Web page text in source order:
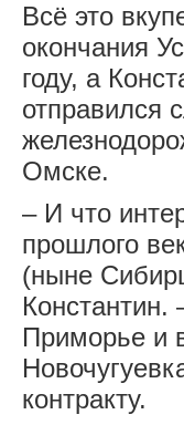
Всё это
окончания
году, а
отправился
Омске.
– И что
прошлого
(ныне
Приморье и
контракту.